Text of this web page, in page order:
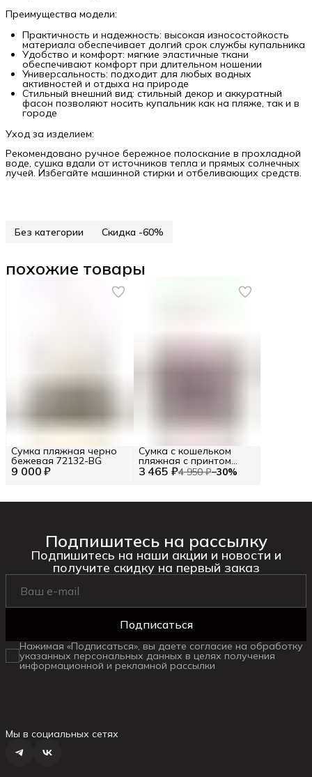
Преимущества модели:
Практичность и надежность: высокая износостойкость
материала обеспечивает долгий срок службы купальника
Удобство и комфорт: мягкие эластичные ткани
обеспечивают комфорт при длительном ношении
Универсальность: подходит для любых водных
активностей и отдыха на природе
Стильный внешний вид: стильный декор и аккуратный
фасон позволяют носить купальник как на пляже, так и в
городе
Уход за изделием:
Рекомендовано ручное бережное полоскание в прохладной
воде, сушка вдали от источников тепла и прямых солнечных
лучей. Избегайте машинной стирки и отбеливающих средств.
Без категории Скидка -60%
похожие товары
9 000 ₽
Сумка пляжная черно
бежевая 72132-BG
3 465 ₽4 950 ₽−30%
Сумка с кошельком
пляжная с принтом
цветные полосы (86102)
Подпишитесь на рассылку
Подпишитесь на наши акции и новости и
получите скидку на первый заказ
Подписаться
Нажимая «Подписаться», вы даете согласие на обработку
указанных персональных данных в целях получения
информационной и рекламной рассылки
Мы в социальных сетях